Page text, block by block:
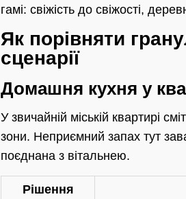
гамі: свіжість до свіжості,
Як порівняти
сценарії
Домашня кухня у
У звичайній міській квартирі
зони. Неприємний запах тут
поєднана з вітальнею.
Рішення